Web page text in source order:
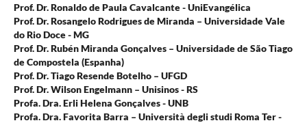
Prof. Dr. Ronaldo de Paula Cavalcante - UniEvangélica
Prof. Dr. Rosangelo Rodrigues de Miranda – Universidade Vale
do Rio Doce - MG
Prof. Dr. Rubén Miranda Gonçalves – Universidade de São Tiago
de Compostela (Espanha)
Prof. Dr. Tiago Resende Botelho – UFGD
Prof. Dr. Wilson Engelmann – Unisinos - RS
Profa. Dra. Erli Helena Gonçalves - UNB
Profa. Dra. Favorita Barra – Università degli studi Roma Ter -